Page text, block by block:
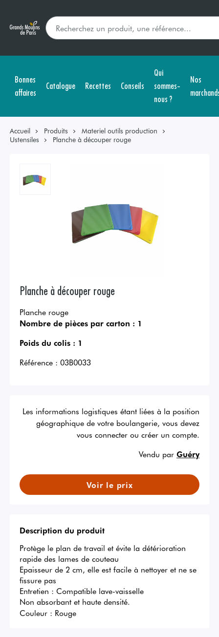
Bonnes
affaires
Catalogue Recettes Conseils
Qui
sommes-
nous ?
Nos
Accueil Produits
Materiel outils production
Ustensiles
Planche à découper rouge
Planche à découper rouge
Planche rouge
Nombre de pièces par carton : 1
Poids du colis : 1
Référence : 03B0033
Les informations logistiques étant liées à la position
géographique de votre boulangerie, vous devez
vous connecter ou créer un compte.
Vendu par Guéry
Voir le prix
Description du produit
Protège le plan de travail et évite la détérioration
rapide des lames de couteau
Epaisseur de 2 cm, elle est facile à nettoyer et ne se
fissure pas
Entretien : Compatible lave-vaisselle
Non absorbant et haute densité.
Couleur : Rouge